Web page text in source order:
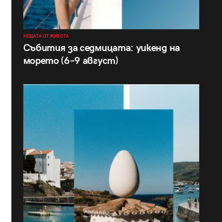
НЕЩАТА ОТ ЖИВОТА
Събития за седмицата: уикенд на
морето (6–9 август)